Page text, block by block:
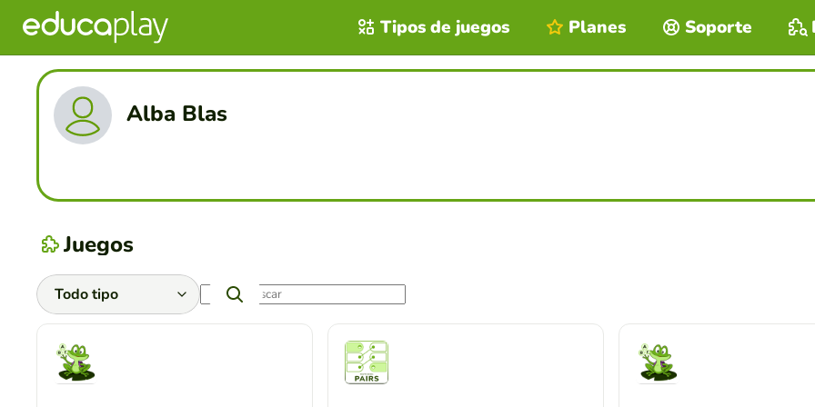
Tipos de juegos Planes Soporte
Alba Blas
Juegos